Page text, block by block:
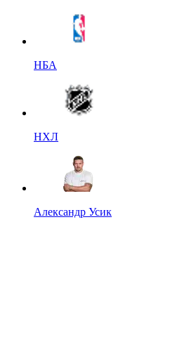
НБА
НХЛ
Александр Усик